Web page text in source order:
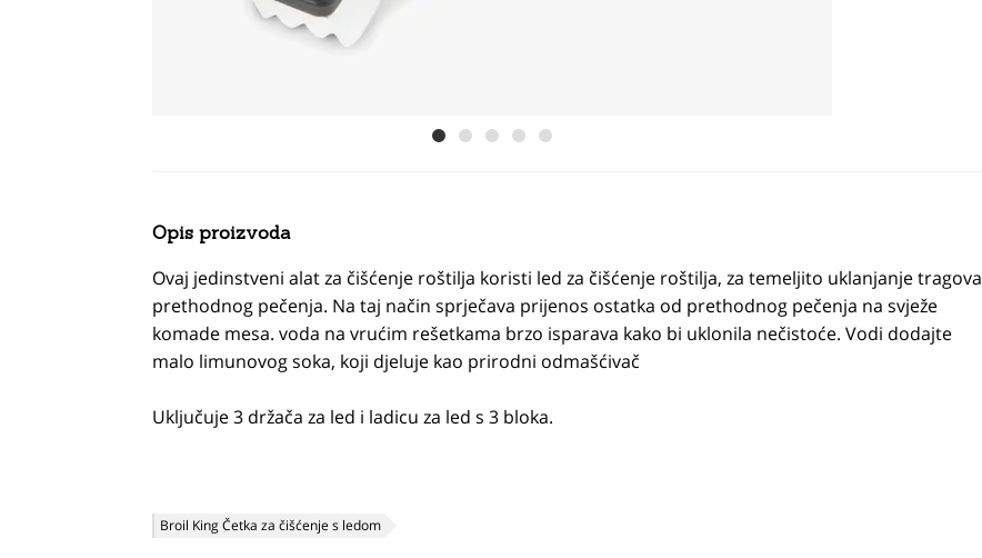
Opis proizvoda
Ovaj jedinstveni alat za čišćenje roštilja koristi led za čišćenje roštilja, za temeljito uklanjanje tragova
prethodnog pečenja. Na taj način sprječava prijenos ostatka od prethodnog pečenja na svježe
komade mesa. voda na vrućim rešetkama brzo isparava kako bi uklonila nečistoće. Vodi dodajte
malo limunovog soka, koji djeluje kao prirodni odmašćivač
Uključuje 3 držača za led i ladicu za led s 3 bloka.
Broil King Četka za čišćenje s ledom